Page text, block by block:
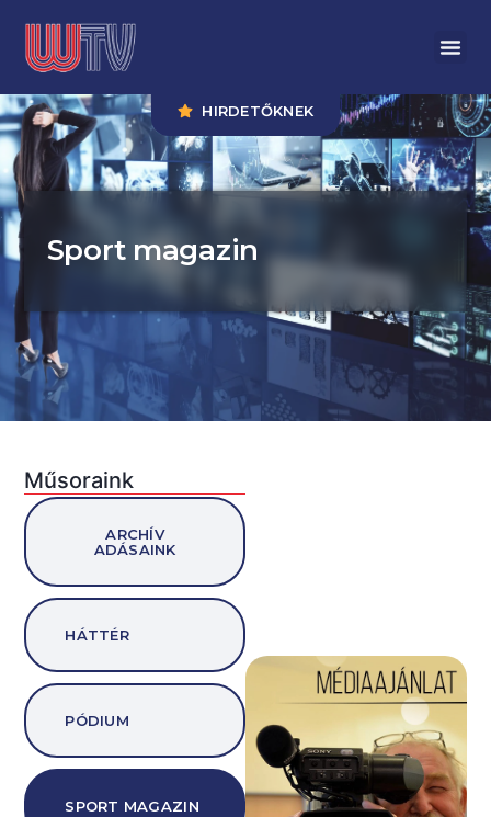
HIRDETŐKNEK
Sport magazin
Műsoraink
ARCHÍV
ADÁSAINK
HÁTTÉR
PÓDIUM
SPORT MAGAZIN